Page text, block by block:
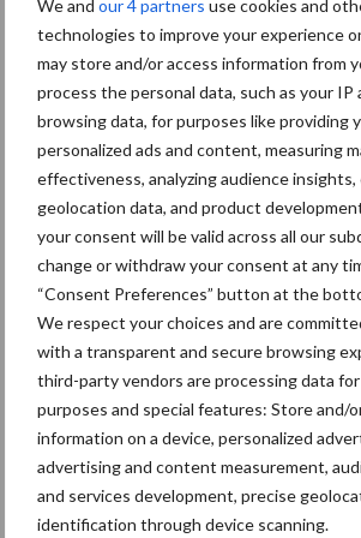
We and our 4 partners use cookies and
technologies to improve your experience
may store and/or access information from
process the personal data, such as your IP
browsing data, for purposes like providing
personalized ads and content, measuring
effectiveness, analyzing audience
geolocation data, and product
your consent will be valid across all our
change or withdraw your consent at any
“Consent Preferences” button at the
We respect your choices and are
with a transparent and secure browsing
third-party vendors are processing data
purposes and special features: Store and/
information on a device, personalized
advertising and content measurement,
and services development, precise
identification through device scanning.
Updates voor de X9-maaidorsers zijn ook
het Commodity Classic-evenement. Vanaf
de vlaggenschipmaaidorsers van John Deere
voor oogstautomatisering aanbieden die zijn
de S7-modellen. Bovendien zal de
bekend was uit de S7- en T-serie, nu worden
X9 maaidorsermodellen.
Bron en beeld:John Deere
Aanbevolen voor jou!
Graanoogst
vroeg van start:
kwaliteit, maar